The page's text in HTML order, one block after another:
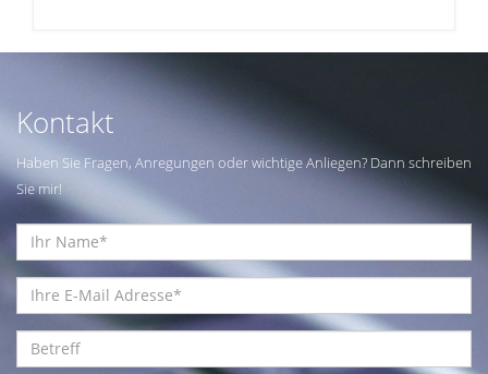
Kontakt
Haben Sie Fragen, Anregungen oder wichtige Anliegen? Dann schreiben
Sie mir!